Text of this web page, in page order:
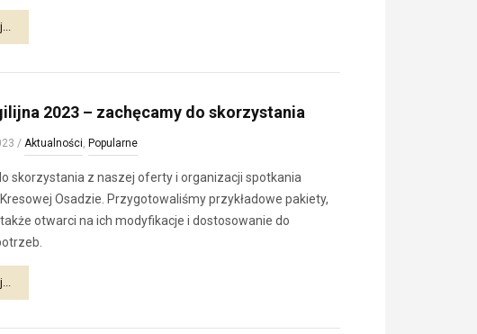
2023 – zachęcamy do skorzystania
/ Aktualności, Popularne
skorzystania z naszej oferty i organizacji spotkania
Osadzie. Przygotowaliśmy przykładowe pakiety,
otwarci na ich modyfikacje i dostosowanie do